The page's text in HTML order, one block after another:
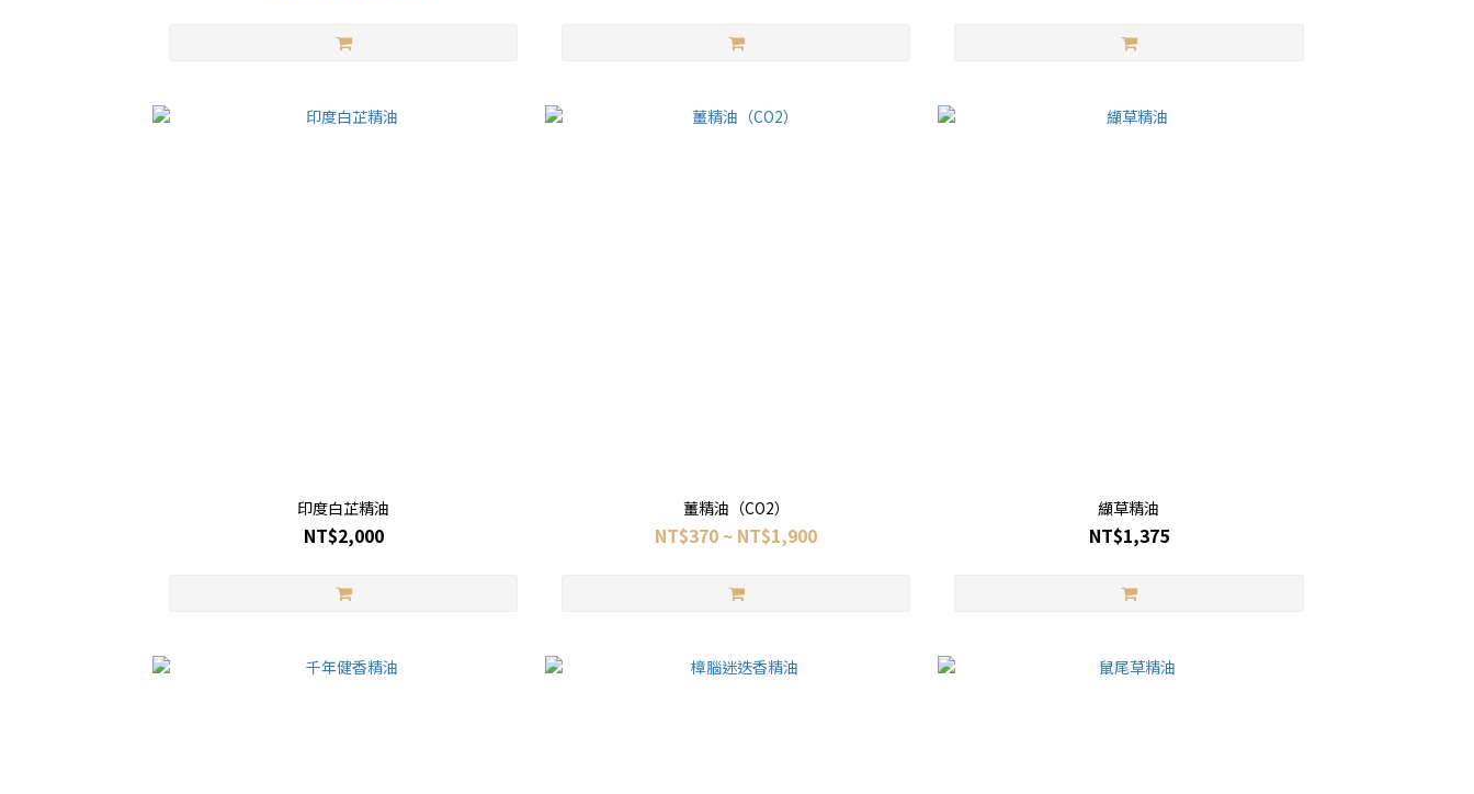
印度白芷精油
NT$2,000
薑精油（CO2）
NT$370 ~ NT$1,900
纈草精油
NT$1,375